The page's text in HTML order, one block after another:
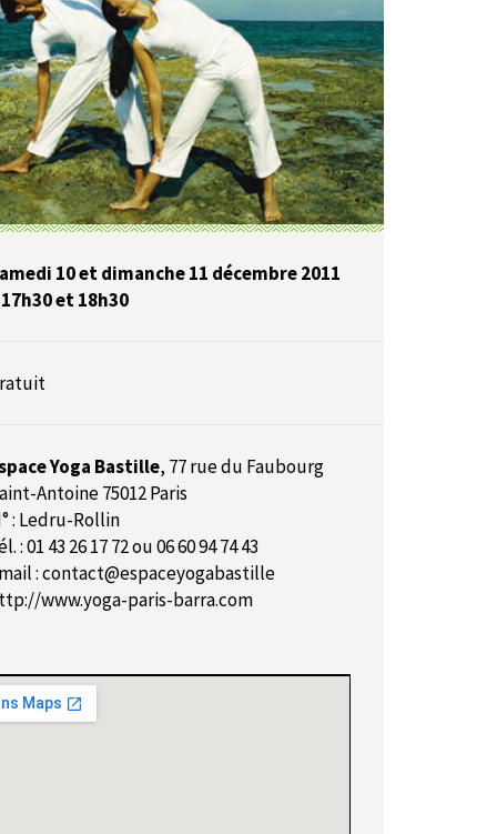
10 et dimanche 11 décembre 2011
et 18h30
Yoga Bastille, 77 rue du Faubourg
Antoine 75012 Paris
: Ledru-Rollin
: 01 43 26 17 72 ou 06 60 94 74 43
: contact@espaceyogabastille
www.yoga-paris-barra.com